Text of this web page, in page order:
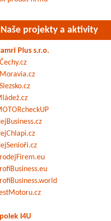
Naše projekty a aktivity
Plus s.r.o.
I4U